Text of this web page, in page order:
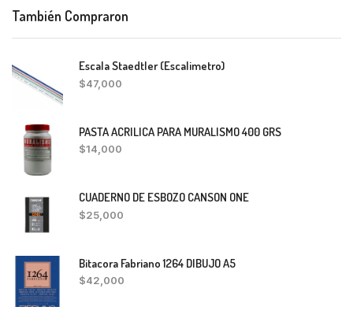
También Compraron
Escala Staedtler (Escalimetro)
$47,000
PASTA ACRILICA PARA MURALISMO 400 GRS
$14,000
CUADERNO DE ESBOZO CANSON ONE
$25,000
Bitacora Fabriano 1264 DIBUJO A5
$42,000